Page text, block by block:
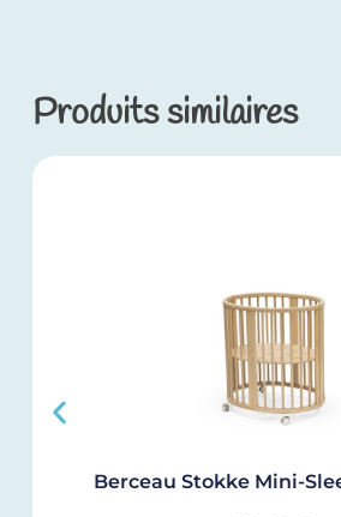
Produits similaires
Berceau Stokke Mini-